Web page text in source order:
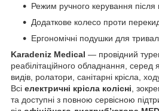
Режим ручного керування після
Додаткове колесо проти
Ергономічні подушки для
Karadeniz Medical — провідний
реабілітаційного обладнання, серед
видів, ролатори, санітарні крісла,
Всі електричні крісла колісні ,
та доступні з повною сервісною